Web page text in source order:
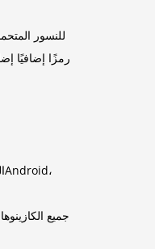
رمزًا إضافيًا